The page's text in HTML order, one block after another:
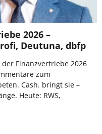
2026 –
Deutuna, dbfp
Finanzvertriebe 2026
zum
Cash. bringt sie –
Heute: RWS,